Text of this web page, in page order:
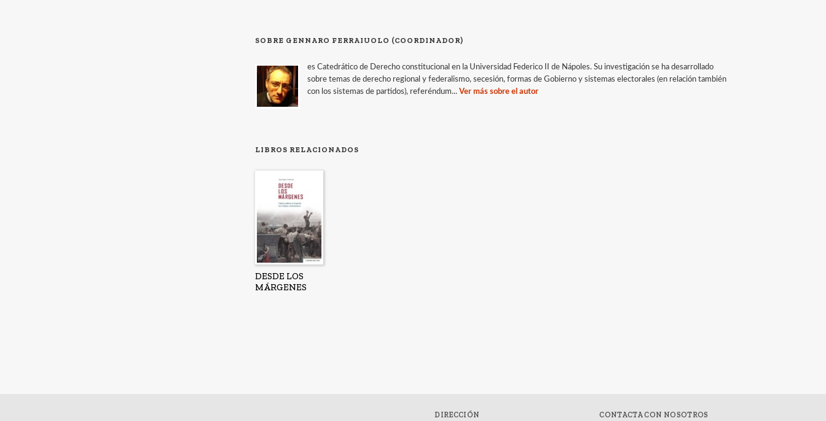
SOBRE GENNARO FERRAIUOLO (COORDINADOR)
es Catedrático de Derecho constitucional en la Universidad Federico II de Nápoles. Su investigación se ha desarrollado
sobre temas de derecho regional y federalismo, secesión, formas de Gobierno y sistemas electorales (en relación también
con los sistemas de partidos), referéndum...Ver más sobre el autor
LIBROS RELACIONADOS
DESDE LOS
MÁRGENES
DIRECCIÓN CONTACTA CON NOSOTROS